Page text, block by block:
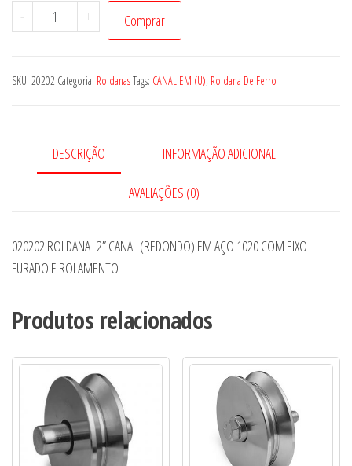
-
020202
ROLDANA
CANAL
1020
E
ROLAMENTO
+ Comprar
SKU: 20202 Categoria: RoldanasTags: CANAL EM (U), Roldana De Ferro
DESCRIÇÃO INFORMAÇÃO ADICIONAL
AVALIAÇÕES (0)
020202 ROLDANA 2” CANAL (REDONDO) EM AÇO 1020 COM EIXO
FURADO E ROLAMENTO
Produtos relacionados